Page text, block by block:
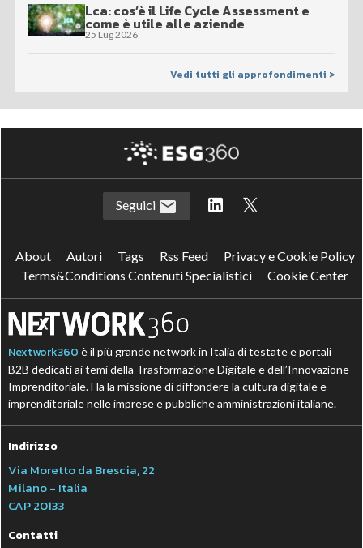
Lca: cos’è il Life Cycle Assessment e
come è utile alle aziende
25 Lug 2026
Vedi tutti gli approfondimenti >
Seguici
About Autori Tags Rss Feed
Privacy e Cookie Policy
Terms&Conditions Contenuti Specialistici
Cookie Center
Nextwork360 è il più grande network in Italia di testate e portali
B2B dedicati ai temi della Trasformazione Digitale e dell’Innovazione
Imprenditoriale. Ha la missione di diffondere la cultura digitale e
imprenditoriale nelle imprese e pubbliche amministrazioni italiane.
Indirizzo
Via Moretto da Brescia, 22
Milano - Italia
CAP 20133
Contatti